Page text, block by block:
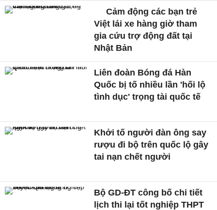
Cảm động các bạn trẻ
Việt lái xe hàng giờ tham
gia cứu trợ động đất tại
Nhật Bản
Liên đoàn Bóng đá Hàn
Quốc bị tố nhiều lần 'hối lộ
tình dục' trọng tài quốc tế
Khởi tố người đàn ông say
rượu đi bộ trên quốc lộ gây
tai nạn chết người
Bộ GD-ĐT công bố chi tiết
lịch thi lại tốt nghiệp THPT